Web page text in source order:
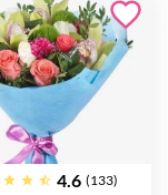
4.6 (133)